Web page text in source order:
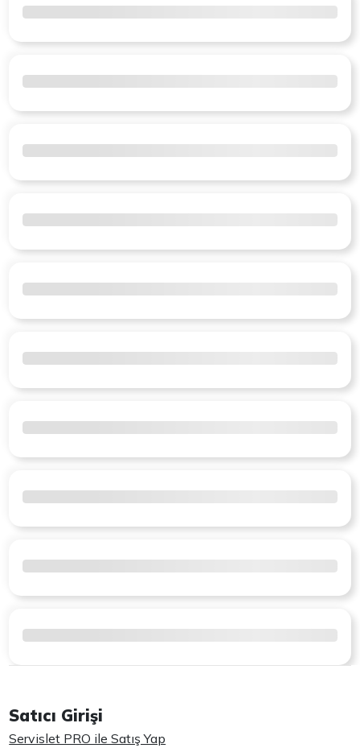
Satıcı Girişi
Servislet PRO ile Satış Yap